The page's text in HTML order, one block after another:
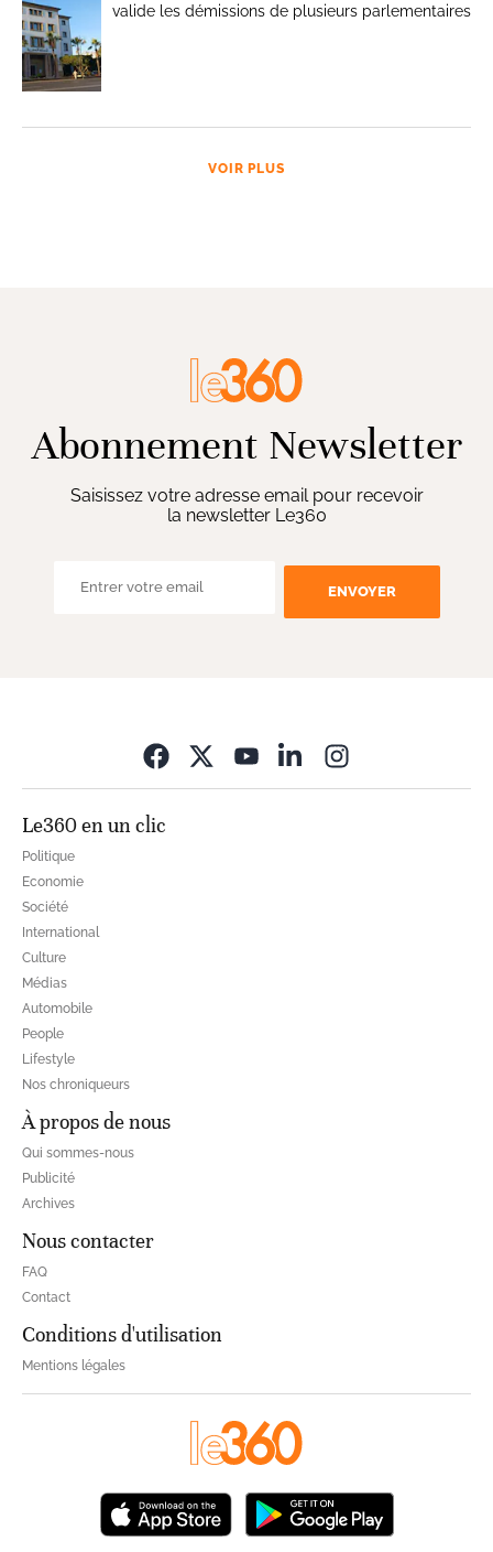
valide les démissions de plusieurs parlementaires
VOIR PLUS
Abonnement Newsletter
Saisissez votre adresse email pour recevoir
la newsletter Le360
ENVOYER
Le360 en un clic
Politique
Economie
Société
International
Culture
Médias
Automobile
People
Lifestyle
Nos chroniqueurs
À propos de nous
Qui sommes-nous
Publicité
Archives
Nous contacter
FAQ
Contact
Conditions d'utilisation
Mentions légales